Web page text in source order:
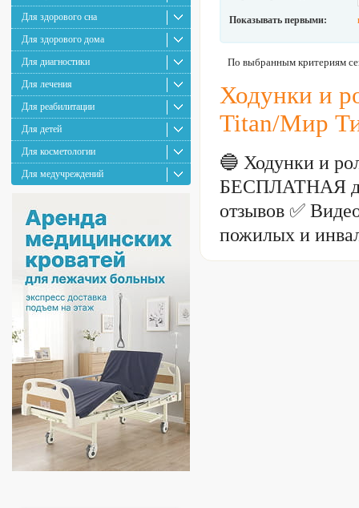
Для здорового сна
Для здорового дома
Для диагностики
Для лечения
Для реабилитации
Для детей
Для косметологии
Для медучреждений
Показывать первыми:
По выбранным критериям
Ходунки и
Titan/Мир
🔵 Ходунки и
БЕСПЛАТНАЯ
отзывов ✅
пожилых и